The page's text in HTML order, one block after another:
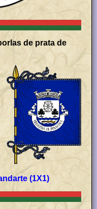
de prata de
(1X1)